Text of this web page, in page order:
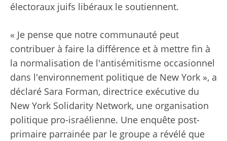
électoraux juifs libéraux le soutiennent.
« Je pense que notre communauté peut
contribuer à faire la différence et à mettre fin à
la normalisation de l'antisémitisme occasionnel
dans l'environnement politique de New York », a
déclaré Sara Forman, directrice exécutive du
New York Solidarity Network, une organisation
politique pro-israélienne. Une enquête post-
primaire parrainée par le groupe a révélé que